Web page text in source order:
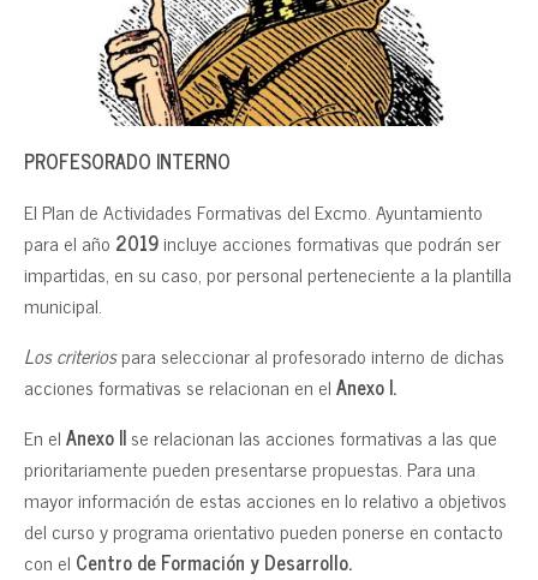
PROFESORADO INTERNO
El Plan de Actividades Formativas del Excmo. Ayuntamiento
para el año 2019incluye acciones formativas que podrán ser
impartidas, en su caso, por personal perteneciente a la plantilla
municipal.
Los criteriospara seleccionar al profesorado interno de dichas
acciones formativas se relacionan en elAnexo I.
En elAnexo IIse relacionan las acciones formativas a las que
prioritariamente pueden presentarse propuestas. Para una
mayor información de estas acciones en lo relativo a objetivos
del curso y programa orientativo pueden ponerse en contacto
con el Centro de Formación y Desarrollo.